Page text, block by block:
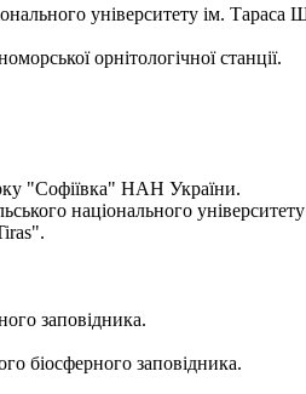
університету ім. Тараса
орнітологічної станції.
"Софіївка" НАН України.
національного університету
заповідника.
біосферного заповідника.